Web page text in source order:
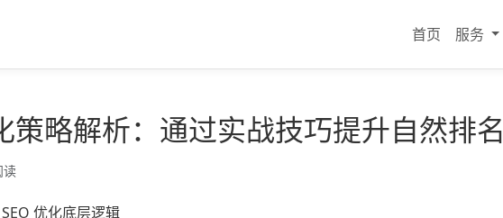
首页 服务
策略解析：通过实战技巧提升自然排名
读
优化底层逻辑